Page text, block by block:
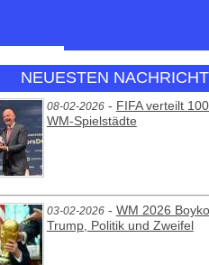
NEUESTEN
08-02-2026- FIFA verteilt
WM-Spielstädte
03-02-2026- WM 2026
Trump, Politik und Zweifel